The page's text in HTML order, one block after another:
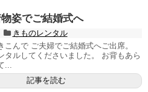
姿でご結婚式へ
きものレンタル
こんで ご夫婦でご結婚式へご出席。
タルしてくださいました。 お背もあら
...
記事を読む